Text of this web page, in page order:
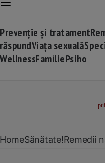
Prevenție și tratament
răspundViața sexuală
WellnessFamiliePsiho
HomeSănătate!Remedii